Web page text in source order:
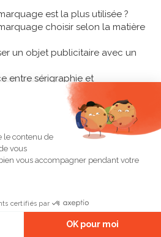
est la plus utilisée ?
choisir selon la matière
un objet publicitaire avec un
entre sérigraphie et
à choisir pour votre
votre objet publicitaire : notre
gratuitement la technique de
Voir tous nos goodies